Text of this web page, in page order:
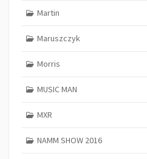
Martin
Maruszczyk
Morris
MUSIC MAN
MXR
NAMM SHOW 2016